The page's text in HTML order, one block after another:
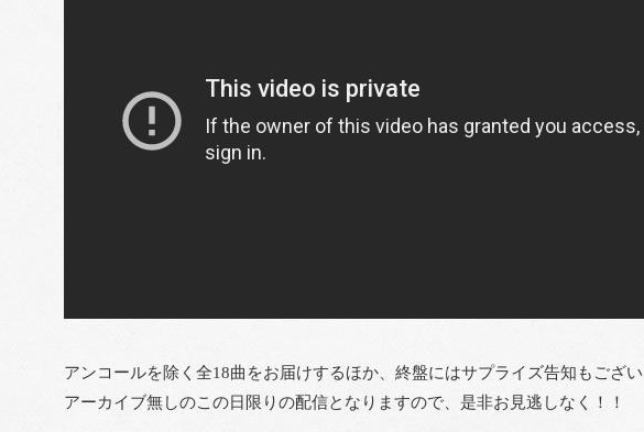
アンコールを除く全18曲をお届けするほか、終盤にはサプライズ告知もござ
アーカイブ無しのこの日限りの配信となりますので、是非お見逃しなく！！